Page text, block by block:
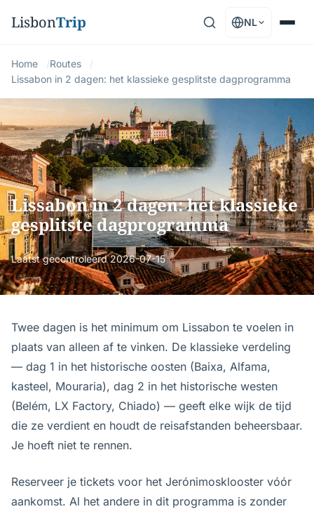
LisbonTrip NL
Home
Routes
Lissabon in 2 dagen: het klassieke gesplitste dagprogramma
Lissabon in 2 dagen: het klassieke
gesplitste dagprogramma
Laatst gecontroleerd2026-07-15
Twee dagen is het minimum om Lissabon te voelen in
plaats van alleen af te vinken. De klassieke verdeling
— dag 1 in het historische oosten (Baixa, Alfama,
kasteel, Mouraria), dag 2 in het historische westen
(Belém, LX Factory, Chiado) — geeft elke wijk de tijd
die ze verdient en houdt de reisafstanden beheersbaar.
Je hoeft niet te rennen.
Reserveer je tickets voor het Jerónimosklooster vóór
aankomst. Al het andere in dit programma is zonder